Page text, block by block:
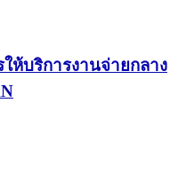
ห้บริการงานจ่ายกลาง